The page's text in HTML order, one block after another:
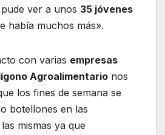
ver a unos 35 jóvenes
había muchos más».
con varias empresas
Agroalimentario nos
los fines de semana se
botellones en las
mismas ya que